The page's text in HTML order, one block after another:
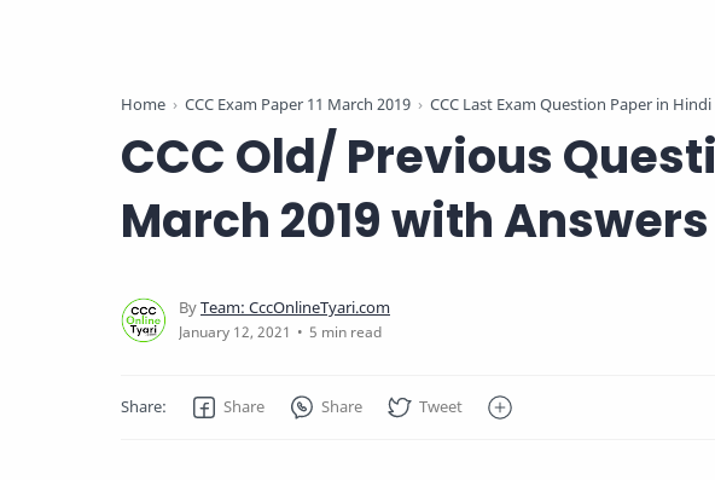
Home CCC Exam Paper 11 March 2019 CCC Last Exam Question Paper in Hindi
CCC Old/ Previous
March 2019 with
5 min read